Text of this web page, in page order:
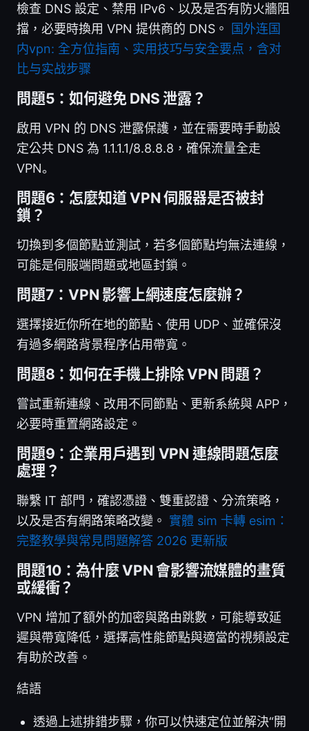
檢查 DNS 設定、禁用 IPv6、以及是否有防火牆阻
擋，必要時換用 VPN 提供商的 DNS。
国外连国
内vpn: 全方位指南、实用技巧与安全要点，含对
比与实战步骤
問題5：如何避免 DNS 泄露？
啟用 VPN 的 DNS 泄露保護，並在需要時手動設
定公共 DNS 為 1.1.1.1/8.8.8.8，確保流量全走
VPN。
問題6：怎麼知道 VPN 伺服器是否被封
鎖？
切換到多個節點並測試，若多個節點均無法連線，
可能是伺服端問題或地區封鎖。
問題7：VPN 影響上網速度怎麼辦？
選擇接近你所在地的節點、使用 UDP、並確保沒
有過多網路背景程序佔用帶寬。
問題8：如何在手機上排除 VPN 問題？
嘗試重新連線、改用不同節點、更新系統與 APP，
必要時重置網路設定。
問題9：企業用戶遇到 VPN 連線問題怎麼
處理？
聯繫 IT 部門，確認憑證、雙重認證、分流策略，
以及是否有網路策略改變。 實體 sim 卡轉 esim：
完整教學與常見問題解答 2026 更新版
問題10：為什麼 VPN 會影響流媒體的畫質
或緩衝？
VPN 增加了額外的加密與路由跳數，可能導致延
遲與帶寬降低，選擇高性能節點與適當的視頻設定
有助於改善。
結語
透過上述排錯步驟，你可以快速定位並解決“開